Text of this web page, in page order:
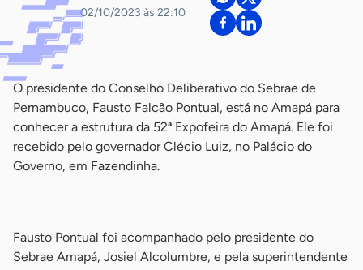
02/10/2023 às 22:10
O presidente do Conselho Deliberativo do Sebrae de
Pernambuco, Fausto Falcão Pontual, está no Amapá para
conhecer a estrutura da 52ª Expofeira do Amapá. Ele foi
recebido pelo governador Clécio Luiz, no Palácio do
Governo, em Fazendinha.
Fausto Pontual foi acompanhado pelo presidente do
Sebrae Amapá, Josiel Alcolumbre, e pela superintendente